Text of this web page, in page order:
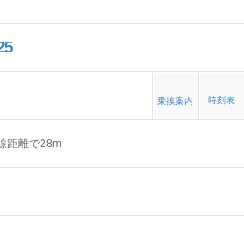
乗換案内 時刻表
距離で28m